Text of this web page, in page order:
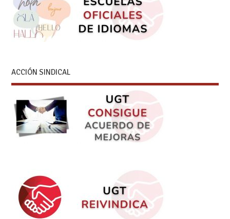
ACCIÓN SINDICAL